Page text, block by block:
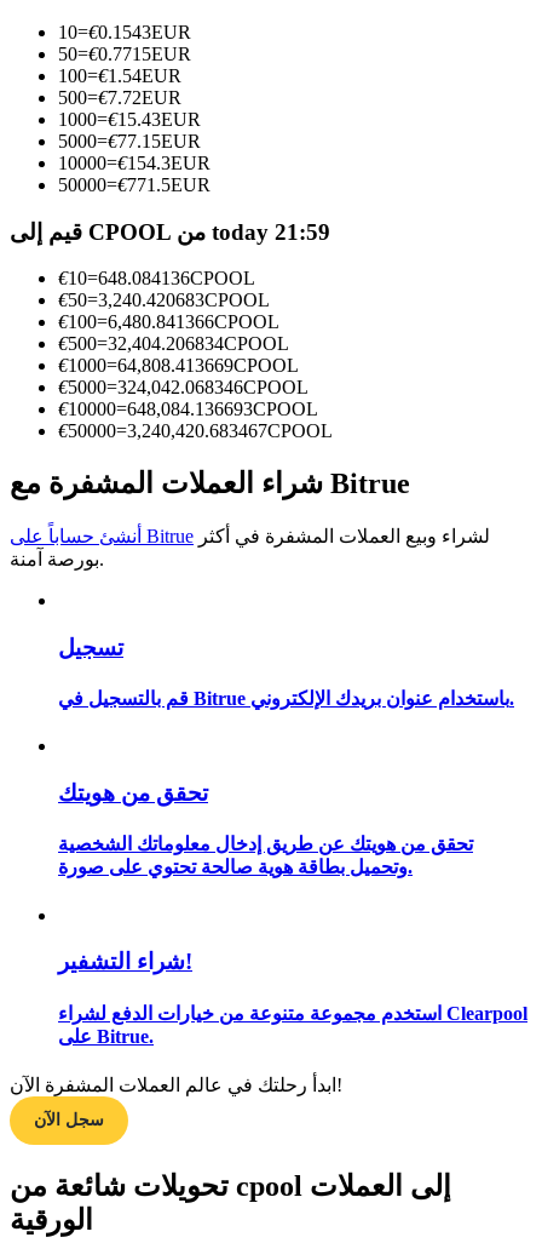
كن متداول نسخ
استمتع بتقاسم الأرباح وعمولات نسخ التداول
معلومة
تحليل البيانات الضخمة بما في ذلك المعلومات التجارية، وما
مرشد
دليل المبتدئين للعقود الآجلة
استراتيجيات التداول
تعلم كيفية البقاء مربحة
10=€0.1543EUR
50=€0.7715EUR
100=€1.54EUR
500=€7.72EUR
1000=€15.43EUR
5000=€77.15EUR
10000=€154.3EUR
50000=€771.5EUR
قيم إلى CPOOL من today 21:59
€10=648.084136CPOOL
€50=3,240.420683CPOOL
€100=6,480.841366CPOOL
€500=32,404.206834CPOOL
€1000=64,808.413669CPOOL
€5000=324,042.068346CPOOL
€10000=648,084.136693CPOOL
€50000=3,240,420.683467CPOOL
شراء العملات المشفرة مع Bitrue
أنشئ حساباً على Bitrue
بورصة آمنة.
تسجيل
قم بالتسجيل في Bitrue باستخدام عنوان بريدك الإلكتروني.
تحقق من هويتك
تحقق من هويتك عن طريق إدخال معلوماتك الشخصية
وتحميل بطاقة هوية صالحة تحتوي على صورة.
شراء التشفير!
استخدم مجموعة متنوعة من خيارات الدفع لشراء Clearpool
على Bitrue.
ابدأ رحلتك في عالم العملات المشفرة الآن!
سجل الآن
تحويلات شائعة من cpool إلى العملات
الورقية